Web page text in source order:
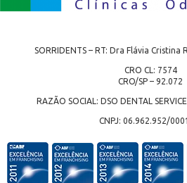
SORRIDENTS – RT: Dra Flávia Cristina
CRO CL: 7574
CRO/SP – 92.072
RAZÃO SOCIAL: DSO DENTAL
CNPJ: 06.962.952/